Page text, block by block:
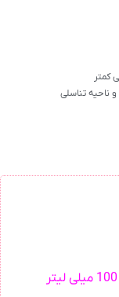
ناحیه تناسلی